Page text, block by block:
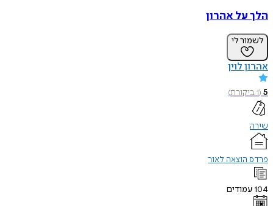
הלך על אהרון
לשמור לי
אהרון לוין
5
(
1ביקורת)
שירה
פרדס הוצאה לאור
104עמודים